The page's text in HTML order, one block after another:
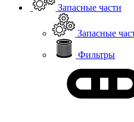
Запасные части
Запасные
Фильтры